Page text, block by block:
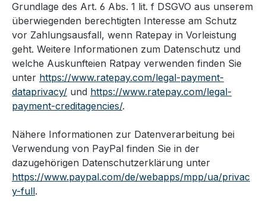
Grundlage des Art. 6 Abs. 1 lit. f DSGVO aus unserem
überwiegenden berechtigten Interesse am Schutz
vor Zahlungsausfall, wenn Ratepay in Vorleistung
geht. Weitere Informationen zum Datenschutz und
welche Auskunfteien Ratpay verwenden finden Sie
unter https://www.ratepay.com/legal-payment-
dataprivacy/ und https://www.ratepay.com/legal-
payment-creditagencies/.
Nähere Informationen zur Datenverarbeitung bei
Verwendung von PayPal finden Sie in der
dazugehörigen Datenschutzerklärung unter
https://www.paypal.com/de/webapps/mpp/ua/privac
y-full.